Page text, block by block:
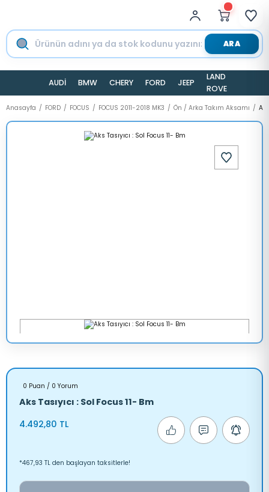
ARA
AUDİ BMW CHERY FORD JEEP
LAND
ROVER
Anasayfa FORD FOCUS FOCUS 2011-2018 MK3 Ön / Arka Takım Aksamı
0 Puan / 0 Yorum
Aks Tasıyıcı : Sol Focus 11- Bm
4.492,80 TL
*467,93 TL den başlayan taksitlerle!